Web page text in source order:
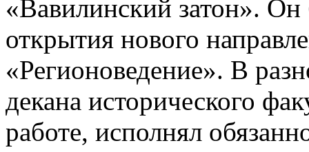
«Вавилинский затон».
открытия нового
«Регионоведение». В
декана исторического
работе, исполнял